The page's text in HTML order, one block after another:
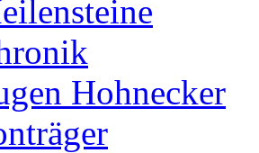
Hohnecker